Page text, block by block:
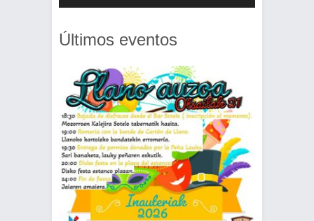
Últimos eventos